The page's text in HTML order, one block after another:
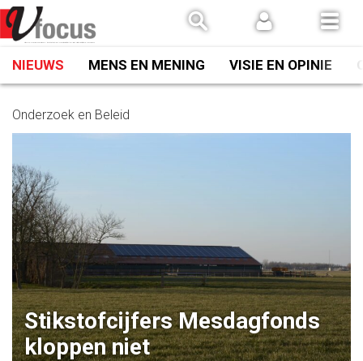
Spring
naar
inhoud
NIEUWS MENS EN MENING VISIE EN OPINIE
Onderzoek en Beleid
Stikstofcijfers Mesdagfonds
kloppen niet